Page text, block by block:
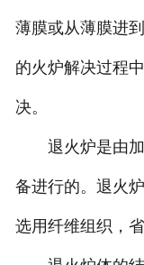
薄膜或从薄膜进
的火炉解决过程
决。
退火炉是由加
备进行的。退火
选用纤维组织，省